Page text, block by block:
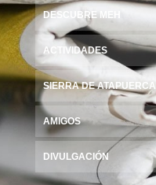
DESCUBRE MEH
ACTIVIDADES
SIERRA DE ATAPUERCA
AMIGOS
DIVULGACIÓN